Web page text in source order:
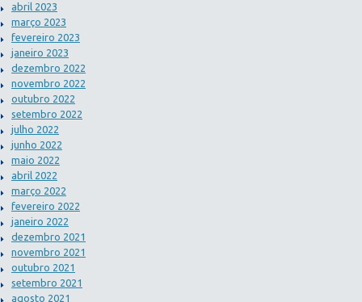
abril 2023
março 2023
fevereiro 2023
janeiro 2023
dezembro 2022
novembro 2022
outubro 2022
setembro 2022
julho 2022
junho 2022
maio 2022
abril 2022
março 2022
fevereiro 2022
janeiro 2022
dezembro 2021
novembro 2021
outubro 2021
setembro 2021
agosto 2021